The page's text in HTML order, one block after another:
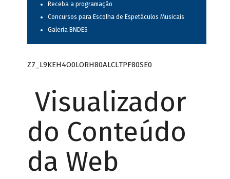
Receba a programação
Concursos para Escolha de Espetáculos Musicais
Galeria BNDES
Z7_L9KEH4O0LORH80ALCLTPF80SE0
Visualizador
do Conteúdo
da Web